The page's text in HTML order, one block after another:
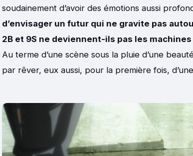
soudainement d’avoir des émotions aussi
d’envisager un futur qui ne gravite pas
2B et 9S ne deviennent-ils pas les
Au terme d’une scène sous la pluie d’une
par rêver, eux aussi, pour la première fois,